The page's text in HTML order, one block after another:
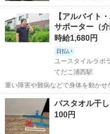
【アルバイト
サポーター（
時給1,680円
日払い
ユースタイルラボ
てだこ浦西駅
重い障害や難病などで身体を動か
守りケアを行うお仕事です。もちろん直行直
問介護（夜勤） 【仕事内容】 ALSなどの難病の方や、さまざまな障が
いがあるご利用者の就寝時...
沖縄 宜野湾市 てだこ浦西
バスタオル干
100円